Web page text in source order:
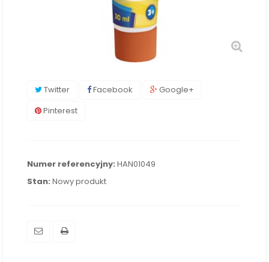
Twitter Facebook
Google+
Pinterest
Numer referencyjny: HAN01049
Stan: Nowy produkt